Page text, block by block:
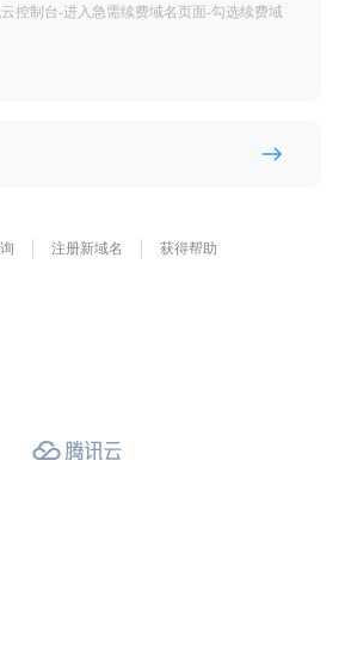
控制台-进入急需续费域名页面-勾选续费域
注册新域名 获得帮助